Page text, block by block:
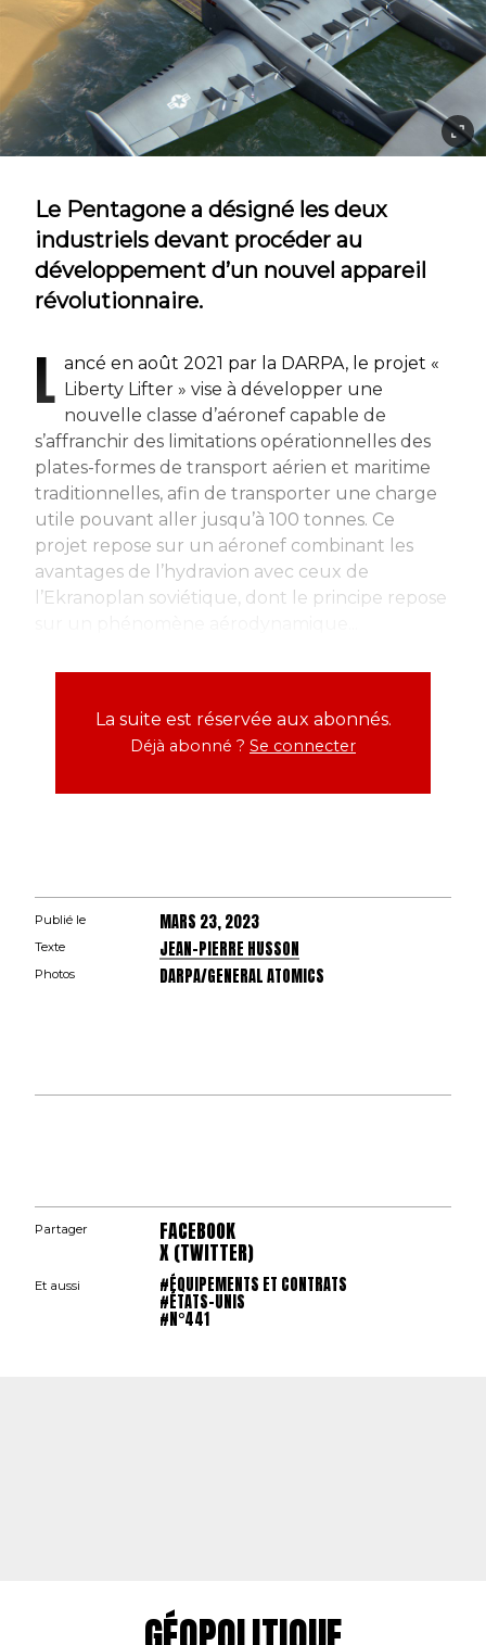
Le Pentagone a désigné les deux
industriels devant procéder au
développement d’un nouvel appareil
révolutionnaire.
L ancé en août 2021 par la DARPA, le projet «
Liberty Lifter » vise à développer une
nouvelle classe d’aéronef capable de
s’affranchir des limitations opérationnelles des
plates-formes de transport aérien et maritime
traditionnelles, afin de transporter une charge
utile pouvant aller jusqu’à 100 tonnes. Ce
projet repose sur un aéronef combinant les
avantages de l’hydravion avec ceux de
l’Ekranoplan soviétique, dont le principe repose
La suite est réservée aux abonnés.
Déjà abonné ? Se connecter
Publié le MARS 23, 2023
Texte JEAN-PIERRE HUSSON
Photos DARPA/GENERAL ATOMICS
Partager FACEBOOK
X (TWITTER)
Et aussi #ÉQUIPEMENTS ET CONTRATS
#ÉTATS-UNIS
#N°441